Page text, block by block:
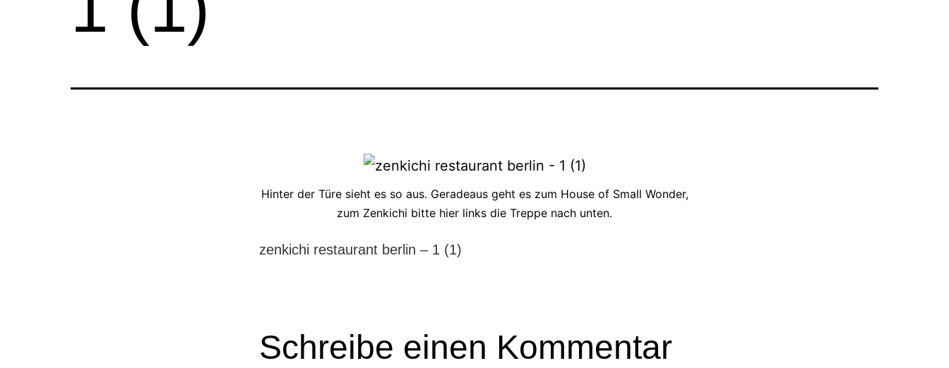
Hinter der Türe sieht es so aus. Geradeaus geht es zum House of Small Wonder,
zum Zenkichi bitte hier links die Treppe nach unten.
zenkichi restaurant berlin – 1 (1)
Schreibe einen Kommentar